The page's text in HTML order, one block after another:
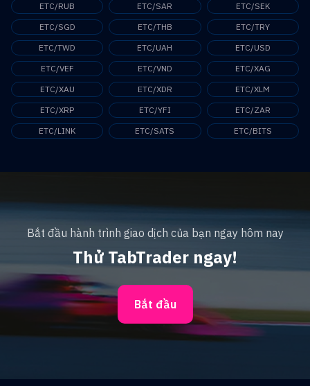
ETC/RUB
ETC/SAR
ETC/SEK
ETC/SGD
ETC/THB
ETC/TRY
ETC/TWD
ETC/UAH
ETC/USD
ETC/VEF
ETC/VND
ETC/XAG
ETC/XAU
ETC/XDR
ETC/XLM
ETC/XRP
ETC/YFI
ETC/ZAR
ETC/LINK
ETC/SATS ETC/BITS
Bắt đầu hành trình giao dịch của bạn ngay hôm nay
Thử TabTrader ngay!
Bắt đầu